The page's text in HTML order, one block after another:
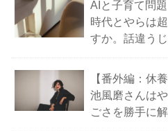
AIと子育て問
時代とやらは
すか。話違う
【番外編：休
池風磨さんは
ごさを勝手に